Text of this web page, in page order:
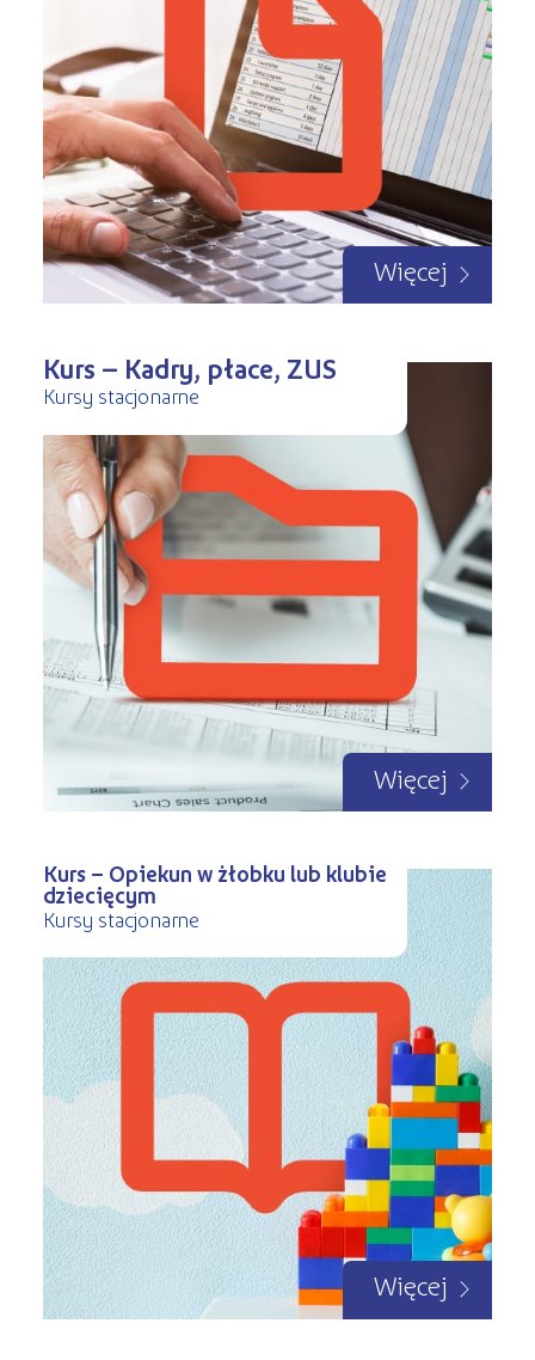
Więcej
Kurs – Kadry, płace, ZUS
Kursy stacjonarne
Więcej
Kurs – Opiekun w żłobku lub klubie
dziecięcym
Kursy stacjonarne
Więcej